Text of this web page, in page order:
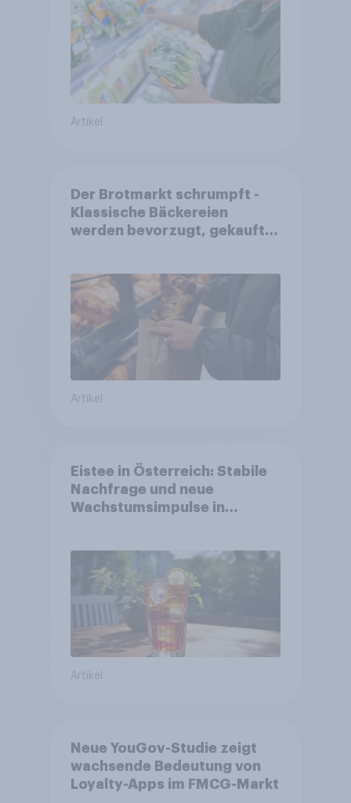
Artikel
Der Brotmarkt schrumpft -
Klassische Bäckereien
werden bevorzugt, gekauft
Artikel
Eistee in Österreich: Stabile
Nachfrage und neue
Wachstumsimpulse in
Artikel
Neue YouGov-Studie zeigt
wachsende Bedeutung von
Loyalty-Apps im FMCG-Markt